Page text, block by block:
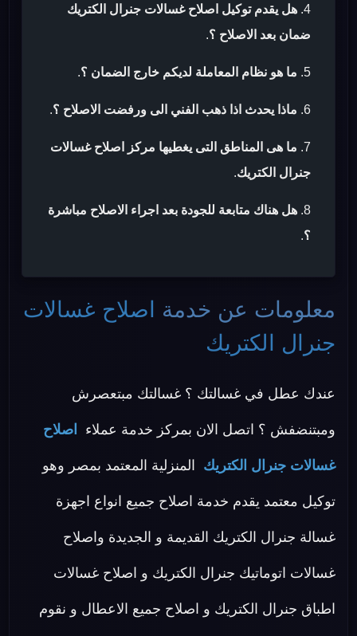
هل يقدم توكيل اصلاح غسالات جنرال الكتريك
ضمان بعد الاصلاح ؟.
ما هو نظام المعاملة لديكم خارج الضمان ؟.
ماذا يحدث اذا ذهب الفني الى ورفضت الاصلاح ؟.
ما هى المناطق التى يغطيها مركز اصلاح غسالات
جنرال الكتريك.
هل هناك متابعة للجودة بعد اجراء الاصلاح مباشرة
؟.
معلومات عن خدمة
اصلاح غسالات
جنرال الكتريك
عندك عطل في غسالتك ؟ غسالتك مبتعصرش
ومبتنضفش ؟ اتصل الان بمركز خدمة عملاء اصلاح
غسالات جنرال الكتريك المنزلية المعتمد بمصر وهو
توكيل معتمد يقدم خدمة اصلاح جميع انواع اجهزة
غسالة جنرال الكتريك القديمة و الجديدة واصلاح
غسالات اتوماتيك جنرال الكتريك و اصلاح غسالات
اطباق جنرال الكتريك و اصلاح جميع الاعطال و نقوم